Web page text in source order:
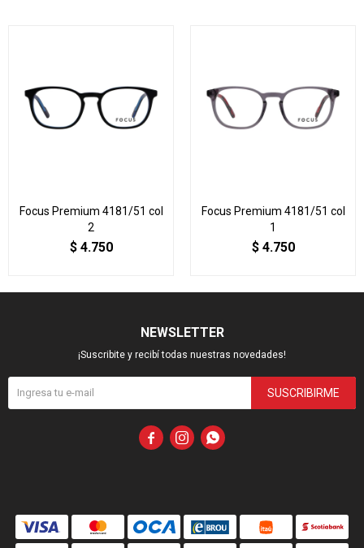
Focus Premium 4181/51 col
2
$ 4.750
Focus Premium 4181/51 col
1
$ 4.750
NEWSLETTER
¡Suscribite y recibí todas nuestras novedades!
SUSCRIBIRME
  